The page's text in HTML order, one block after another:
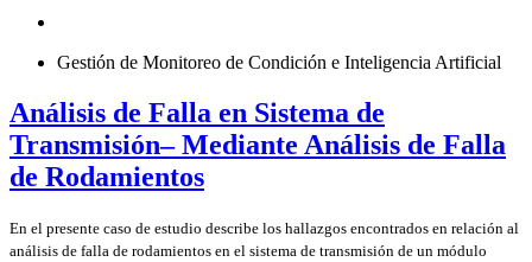
Gestión de Monitoreo de Condición e Inteligencia Artificial
Análisis de Falla en Sistema de
Transmisión– Mediante Análisis de Falla
de Rodamientos
En el presente caso de estudio describe los hallazgos encontrados en relación al
análisis de falla de rodamientos en el sistema de transmisión de un módulo